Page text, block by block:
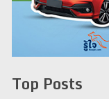
Top Posts